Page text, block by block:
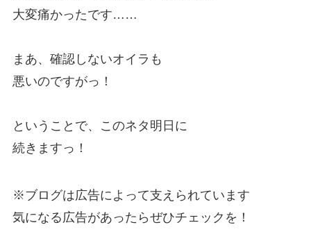
大変痛かったです……
まあ、確認しないオイラも
悪いのですがっ！
ということで、このネタ明日に
続きますっ！
※ブログは広告によって支えられています
気になる広告があったらぜひチェックを！